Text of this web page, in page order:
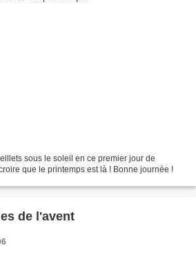
sous le soleil en ce premier jour de
que le printemps est là ! Bonne journée !
de l'avent